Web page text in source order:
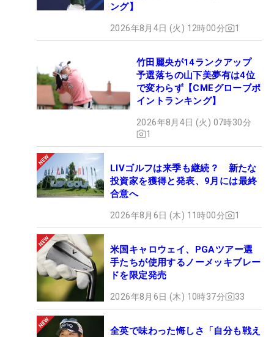
ング】
2026年8月4日 (火) 12時00分 1
竹田麗央が14ランクアップ
予選落ちの山下美夢有は4位
で変わらず【CMEグローブポ
イントランキング】
2026年8月4日 (火) 07時30分
1
LIVゴルフは来季も継続？ 新たな
投資家を獲得と発表、9月には最終
合意へ
2026年8月6日 (木) 11時00分 1
米国キャロウェイ、PGAツアー選
手たちが使用するノーメッキブレー
ドを限定発売
2026年8月6日 (木) 10時37分 33
全英で味わった悔しさ「自分も戦え